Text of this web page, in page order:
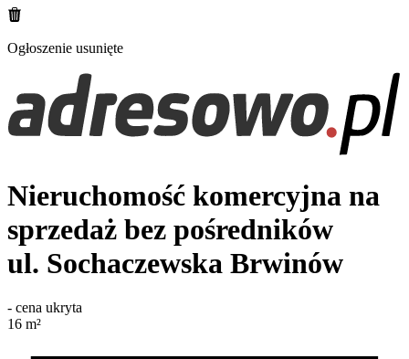
Ogłoszenie usunięte
Nieruchomość komercyjna na
sprzedaż bez pośredników
ul. Sochaczewska Brwinów
- cena ukryta
16 m²